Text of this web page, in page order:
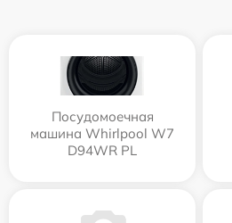
Посудомоечная
машина Whirlpool W7
D94WR PL